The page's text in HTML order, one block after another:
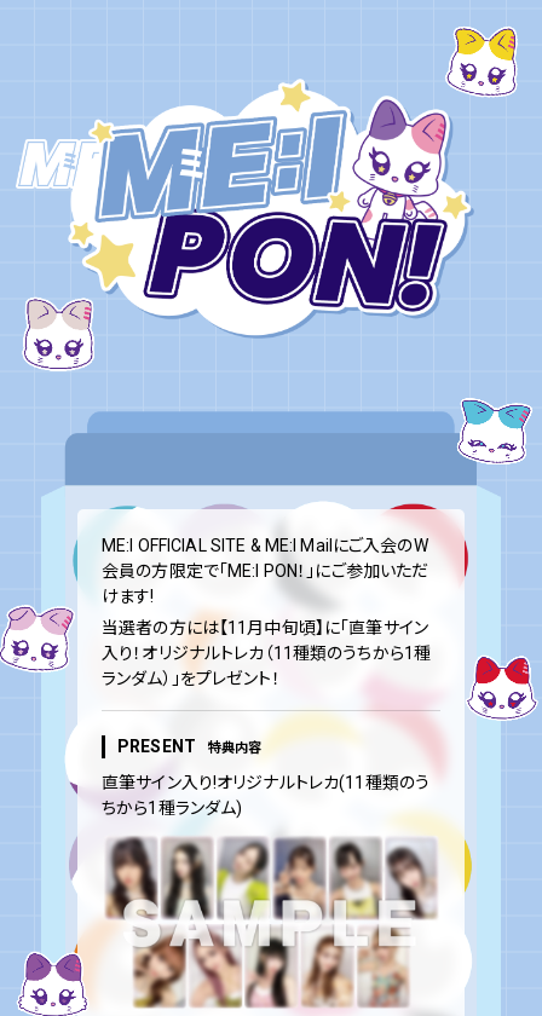
ME:I OFFICIAL SITE & ME:I Mailにご入会のW
会員の方限定で「ME:I PON！」にご参加いただ
けます!
当選者の方には【11月中旬頃】に「直筆サイン
入り！オリジナルトレカ（11種類のうちから1種
ランダム）」をプレゼント！
PRESENT 特典内容
直筆サイン入り!オリジナルトレカ(11種類のう
ちから1種ランダム)